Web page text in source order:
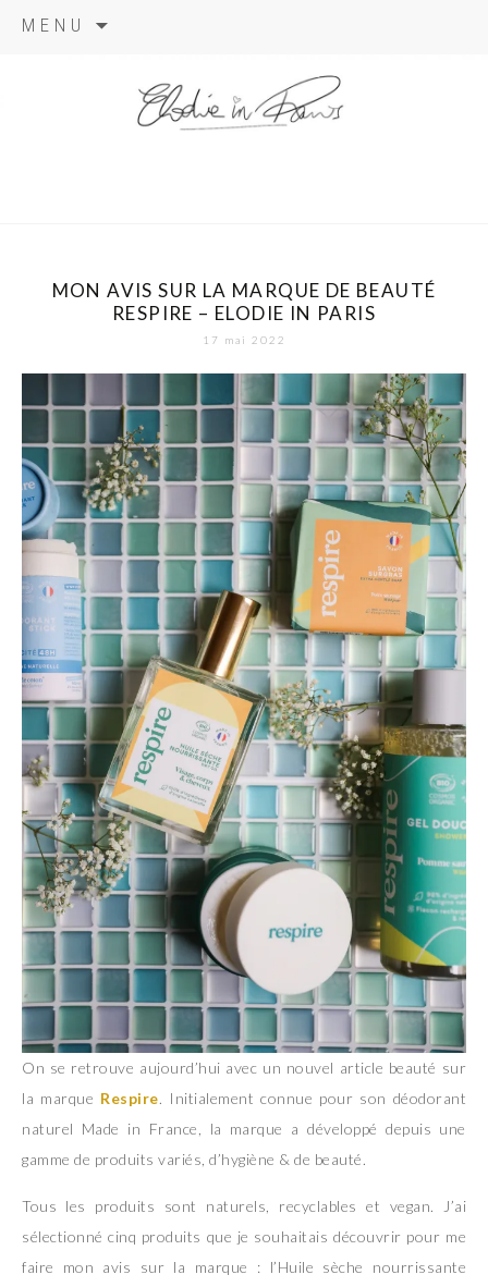
MENU
MON AVIS SUR LA MARQUE DE BEAUTÉ
RESPIRE – ELODIE IN PARIS
17 mai 2022
On se retrouve aujourd’hui avec un nouvel article beauté sur
la marque Respire. Initialement connue pour son déodorant
naturel Made in France, la marque a développé depuis une
gamme de produits variés, d’hygiène & de beauté.
Tous les produits sont naturels, recyclables et vegan. J’ai
sélectionné cinq produits que je souhaitais découvrir pour me
faire mon avis sur la marque : l’Huile sèche nourrissante